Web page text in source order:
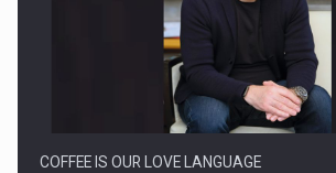
Proteinmaxxing and the Future of Protein
COFFEE IS OUR LOVE LANGUAGE